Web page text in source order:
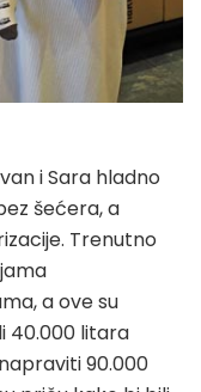
i Sara hladno
šećera, a
Trenutno
a ove su
40.000 litara
90.000